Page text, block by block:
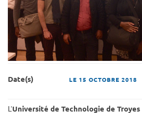
Date(s) LE 15 OCTOBRE 2018
L'Université de Technologie de Troyes